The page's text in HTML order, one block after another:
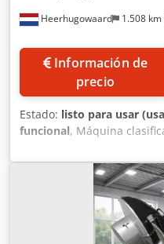
Heerhugowaard 1.508 km
Información de
precio
Estado: listo para usar
funcional, Máquina
automática para tapas de
Dwedpjzgfdxsfx Aldoa